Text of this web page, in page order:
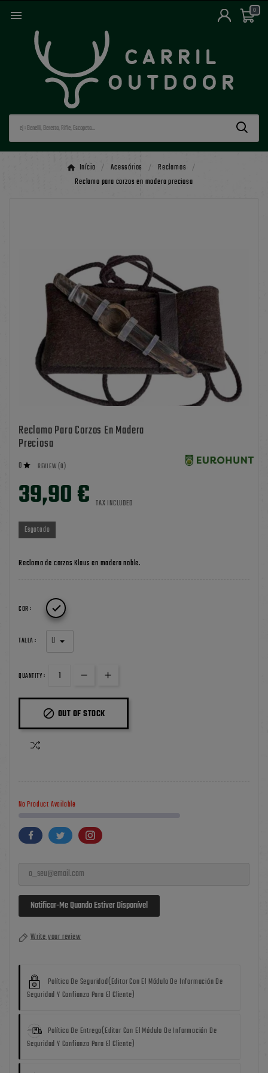
 0
Início Acessórios
Reclamos
Reclamo para corzos en madera preciosa
Reclamo Para Corzos En Madera
Preciosa
0  REVIEW (0)
39,90 € TAX INCLUDED
Esgotado
Reclamo de corzos Klaus en madera noble.
COR : 
TALLA :
QUANTITY :
 OUT OF STOCK
No Product Available
Notificar-Me Quando Estiver Disponível
Write your review
Política De Seguridad(editar Con El Módulo De Información De
Seguridad Y Confianza Para El Cliente)
Política De Entrega(editar Con El Módulo De Información De
Seguridad Y Confianza Para El Cliente)